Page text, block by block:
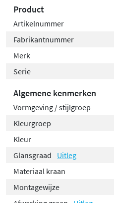
Product
Artikelnummer
Fabrikantnummer
Merk
Serie
Algemene kenmerken
Vormgeving / stijlgroep
Kleurgroep
Kleur
Glansgraad
Uitleg
Materiaal kraan
Montagewijze